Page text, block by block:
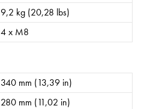
9,2 kg (20,28 lbs)
4 x M8
340 mm (13,39 in)
280 mm (11,02 in)